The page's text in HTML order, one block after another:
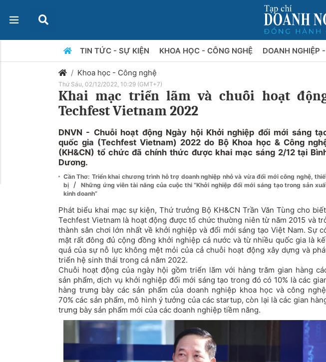
TIN TỨC - SỰ KIỆN KHOA HỌC - CÔNG NGHỆ DOANH NGHIỆP
Khoa học - Công nghệ
Thứ Sáu, 02/12/2022, 10:29 (GMT+7)
Khai mạc triển lãm và chuỗi hoạt
Techfest Vietnam 2022
DNVN - Chuỗi hoạt động Ngày hội Khởi nghiệp đổi mới sáng
quốc gia (Techfest Vietnam) 2022 do Bộ Khoa học & Công
(KH&CN) tổ chức đã chính thức được khai mạc sáng 2/12 tại
Dương.
Cần Thơ: Triển khai chương trình hỗ trợ doanh nghiệp nhỏ và vừa đổi mới công nghệ,
bị
/
Những ứng viên tài năng của cuộc thi “Khởi nghiệp đổi mới sáng tạo trong sản
kinh doanh”
Phát biểu khai mạc sự kiện, Thứ trưởng Bộ KH&CN Trần Văn Tùng cho
Techfest Vietnam là hoạt động được tổ chức thường niên từ năm 2015 và
thành sân chơi lớn nhất về khởi nghiệp và đổi mới sáng tạo Việt Nam. Sự
mặt rất đông đủ cộng đồng khởi nghiệp cả nước và từ nhiều quốc gia là
quả của sự nỗ lực không mệt mỏi của cả chuỗi hoạt động xây dựng và
triển hệ sinh thái trong cả năm 2022.
Chuỗi hoạt động của ngày hội gồm triển lãm với hàng trăm gian hàng
sản phẩm, dịch vụ khởi nghiệp đổi mới sáng tạo trong đó có 10% là các
hàng trưng bày các sản phẩm của doanh nghiệp khoa học và công
70% các sản phẩm, mô hình ý tưởng của các startup, còn lại là các gian
trưng bày sản phẩm mới của các doanh nghiệp tiềm năng.